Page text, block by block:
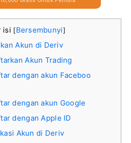
isi [Bersembunyi]
Akun di Deriv
Akun Trading
dengan akun Faceboo
dengan akun Google
dengan Apple ID
Akun di Deriv